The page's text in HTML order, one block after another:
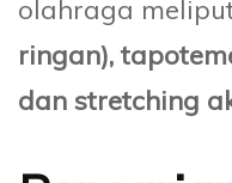
olahraga
ringan),
dan stretching